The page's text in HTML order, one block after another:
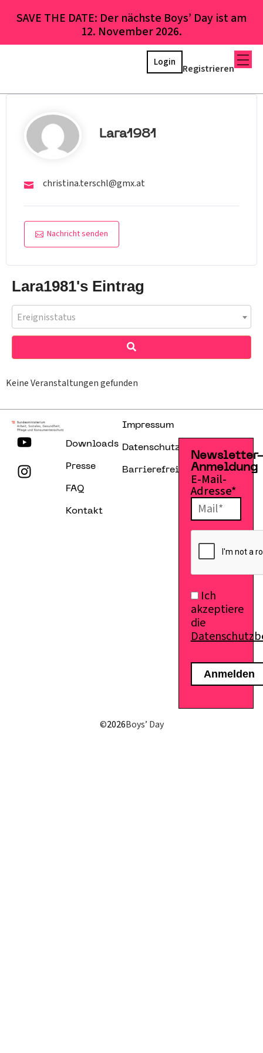
SAVE THE DATE: Der nächste Boys’ Day ist am
12. November 2026.
Registrieren
Login
Lara1981
christina.terschl@gmx.at
Nachricht senden
Lara1981's Eintrag
Ereignisstatus
Keine Veranstaltungen gefunden
Downloads
Presse
FAQ
Kontakt
Impressum
Datenschutzerklärung
Barrierefreiheitserklärung
Anmeldung
E-Mail-
Adresse*
Ich
akzeptiere
die
©2026Boys’ Day